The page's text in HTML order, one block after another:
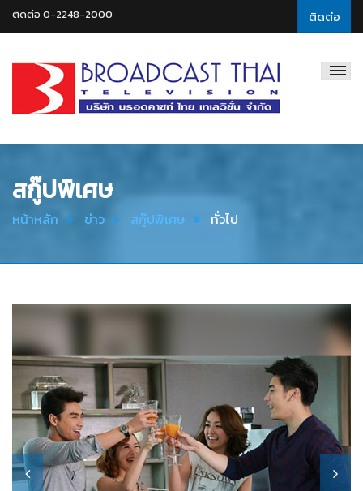
ติดต่อ
ติดต่อ 0-2248-2000
Thai
สกู๊ปพิเศษ
หน้าหลัก ข่าว สกู๊ปพิเศษ ทั่วไป